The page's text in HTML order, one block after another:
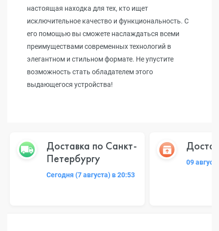
настоящая находка для тех, кто ищет
исключительное качество и функциональность. С
его помощью вы сможете наслаждаться всеми
преимуществами современных технологий в
элегантном и стильном формате. Не упустите
возможность стать обладателем этого
выдающегося устройства!
Доставка по Санкт-
Петербургу
Сегодня (7 августа) в 20:53
09